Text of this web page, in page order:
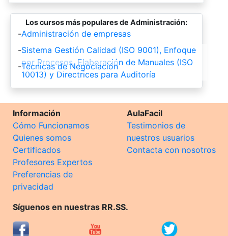
Los cursos más populares de Administración:
-Administración de empresas
-Sistema Gestión Calidad (ISO 9001), Enfoque
por Procesos, Elaboración de Manuales (ISO
10013) y Directrices para Auditoría
-Técnicas de Negociación
Información
Cómo Funcionamos
Quienes somos
Certificados
Profesores Expertos
Preferencias de
privacidad
AulaFacil
Testimonios de
nuestros usuarios
Contacta con nosotros
Síguenos en nuestras RR.SS.